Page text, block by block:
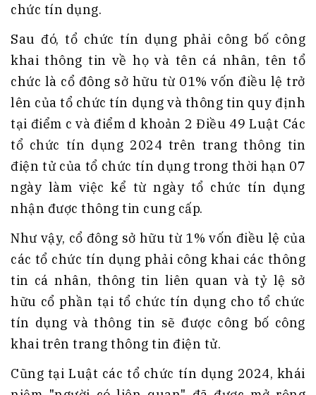
chức tín dụng.
Sau đó, tổ chức tín dụng phải công bố công
khai thông tin về họ và tên cá nhân, tên tổ
chức là cổ đông sở hữu từ 01% vốn điều lệ trở
lên của tổ chức tín dụng và thông tin quy định
tại điểm c và điểm d khoản 2 Điều 49 Luật Các
tổ chức tín dụng 2024 trên trang thông tin
điện tử của tổ chức tín dụng trong thời hạn 07
ngày làm việc kể từ ngày tổ chức tín dụng
nhận được thông tin cung cấp.
Như vậy, cổ đông sở hữu từ 1% vốn điều lệ của
các tổ chức tín dụng phải công khai các thông
tin cá nhân, thông tin liên quan và tỷ lệ sở
hữu cổ phần tại tổ chức tín dụng cho tổ chức
tín dụng và thông tin sẽ được công bố công
khai trên trang thông tin điện tử.
Cũng tại Luật các tổ chức tín dụng 2024, khái